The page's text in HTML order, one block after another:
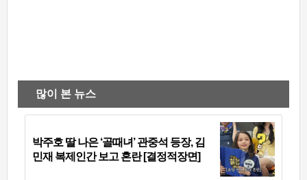
많이 본 뉴스
박주호 딸 나은 ‘골때녀’ 관중석 등장, 김
민재 복제인간 보고 혼란 [결정적장면]